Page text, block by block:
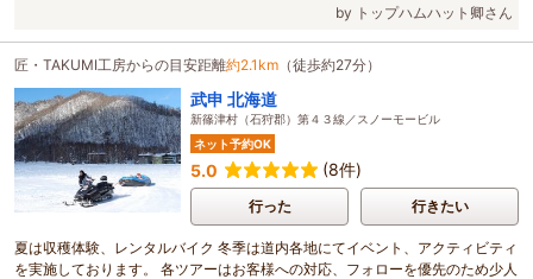
by トップハムハット卿さん
匠・TAKUMI工房からの目安距離約2.1km （徒歩約27分）
武申 北海道
新篠津村（石狩郡）第４３線／スノーモービル
ネット予約OK
5.0 (8件)
行った 行きたい
夏は収穫体験、レンタルバイク 冬季は道内各地にてイベント、アクティビティ
を実施しております。 各ツアーはお客様への対応、フォローを優先のため少人